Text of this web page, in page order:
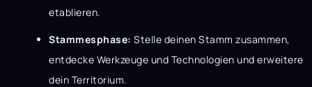
etablieren.
Stammesphase: Stelle deinen Stamm zusammen,
entdecke Werkzeuge und Technologien und erweitere
dein Territorium.